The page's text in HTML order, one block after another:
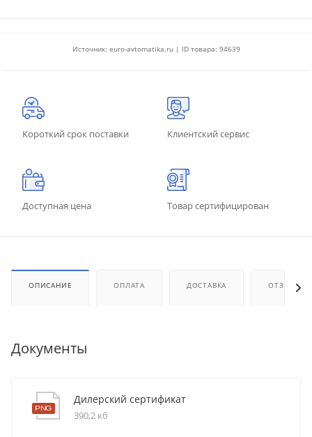
Источник: euro-avtomatika.ru | ID товара: 94639
Короткий срок поставки Клиентский сервис
Доступная цена Товар сертифицирован
ОПИСАНИЕ ОПЛАТА ДОСТАВКА ОТЗЫВЫ
Документы
Дилерский сертификат
390,2 кб